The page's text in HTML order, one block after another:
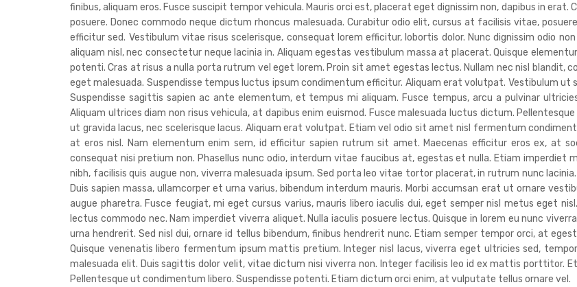
finibus, aliquam eros. Fusce suscipit tempor vehicula. Mauris orci est, placerat eget dignissim non, dapibus in
posuere. Donec commodo neque dictum rhoncus malesuada. Curabitur odio elit, cursus at facilisis vitae,
efficitur sed. Vestibulum vitae risus scelerisque, consequat lorem efficitur, lobortis dolor. Nunc dignissim odio
aliquam nisl, nec consectetur neque lacinia in. Aliquam egestas vestibulum massa at placerat. Quisque
potenti. Cras at risus a nulla porta rutrum vel eget lorem. Proin sit amet egestas lectus. Nullam nec nisl blandit,
eget malesuada. Suspendisse tempus luctus ipsum condimentum efficitur. Aliquam erat volutpat. Vestibulum
Suspendisse sagittis sapien ac ante elementum, et tempus mi aliquam. Fusce tempus, arcu a pulvinar
Aliquam ultrices diam non risus vehicula, at dapibus enim euismod. Fusce malesuada luctus dictum.
ut gravida lacus, nec scelerisque lacus. Aliquam erat volutpat. Etiam vel odio sit amet nisl fermentum
at eros nisl. Nam elementum enim sem, id efficitur sapien rutrum sit amet. Maecenas efficitur eros ex, at
consequat nisi pretium non. Phasellus nunc odio, interdum vitae faucibus at, egestas et nulla. Etiam imperdiet
nibh, facilisis quis augue non, viverra malesuada ipsum. Sed porta leo vitae tortor placerat, in rutrum nunc
Duis sapien massa, ullamcorper et urna varius, bibendum interdum mauris. Morbi accumsan erat ut ornare
augue pharetra. Fusce feugiat, mi eget cursus varius, mauris libero iaculis dui, eget semper nisl metus eget
lectus commodo nec. Nam imperdiet viverra aliquet. Nulla iaculis posuere lectus. Quisque in lorem eu nunc
urna hendrerit. Sed nisl dui, ornare id tellus bibendum, finibus hendrerit nunc. Etiam semper tempor orci, at
Quisque venenatis libero fermentum ipsum mattis pretium. Integer nisl lacus, viverra eget ultricies sed,
malesuada elit. Duis sagittis dolor velit, vitae dictum nisi viverra non. Integer facilisis leo id ex mattis porttitor.
Pellentesque ut condimentum libero. Suspendisse potenti. Etiam dictum orci enim, at vulputate tellus ornare vel.